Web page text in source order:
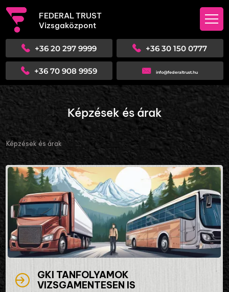
FEDERAL TRUST
Vizsgaközpont
+36 20 297 9999 +36 30 150 0777
+36 70 908 9959 info@federaltrust.hu
Képzések és árak
Képzések és árak
GKI TANFOLYAMOK
VIZSGAMENTESEN IS